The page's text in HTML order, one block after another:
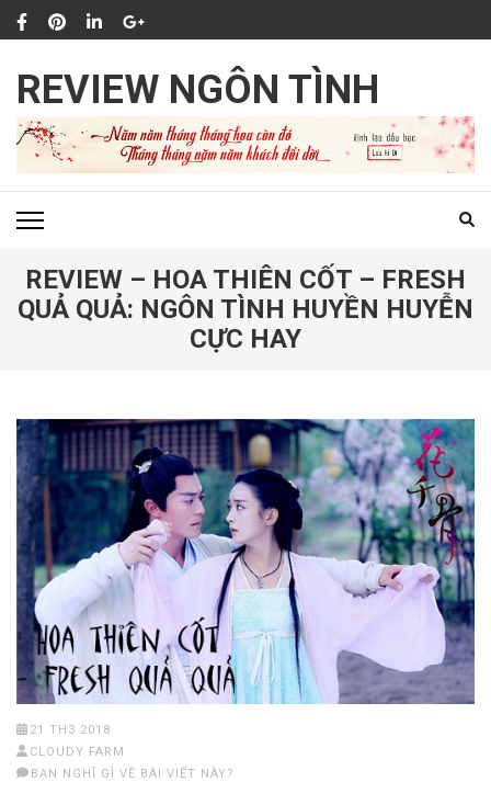
qua
nội
dung
(ấn
Enter)
REVIEW NGÔN TÌNH
REVIEW – HOA THIÊN CỐT – FRESH
QUẢ QUẢ: NGÔN TÌNH HUYỀN HUYỄN
CỰC HAY
21 TH3 2018
CLOUDY FARM
BẠN NGHĨ GÌ VỀ BÀI VIẾT NÀY?